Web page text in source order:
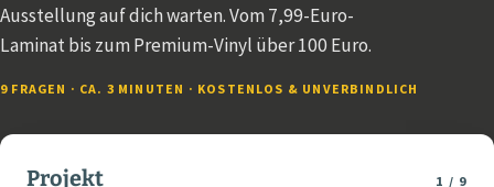
Ausstellung auf dich warten. Vom 7,99-Euro-
Laminat bis zum Premium-Vinyl über 100 Euro.
9 FRAGEN · CA. 3 MINUTEN · KOSTENLOS & UNVERBINDLICH
Projekt 1 / 9